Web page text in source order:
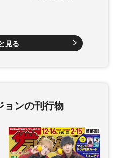
見る
ョンの刊行物